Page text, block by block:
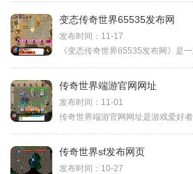
变态传奇世界65535发布网
发布时间：11-17
传奇世界端游官网网址
发布时间：11-01
传奇世界sf发布网页
发布时间：10-27